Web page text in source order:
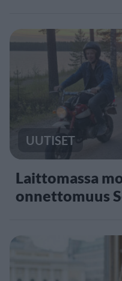
UUTISET
Laittomassa
onnettomuus